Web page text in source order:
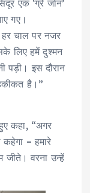
एक ‘ग्रे जोन’
गए।
चाल पर नजर
लिए हमें दुश्मन
पड़ी। इस दौरान
है।”
कहा, “अगर
कहेगा – हमारे
जीते। वरना उन्हें